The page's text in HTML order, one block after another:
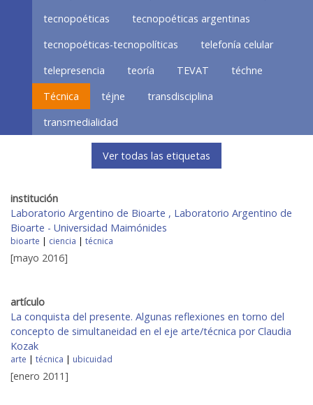
tecnopoéticas
tecnopoéticas argentinas
tecnopoéticas-tecnopolíticas
telefonía celular
telepresencia
teoría TEVAT
téchne
Técnica
téjne
transdisciplina
transmedialidad
Ver todas las etiquetas
institución
Laboratorio Argentino de Bioarte , Laboratorio Argentino de
Bioarte - Universidad Maimónides
bioarte | ciencia | técnica
[mayo 2016]
artículo
La conquista del presente. Algunas reflexiones en torno del
concepto de simultaneidad en el eje arte/técnica por Claudia
Kozak
arte | técnica | ubicuidad
[enero 2011]